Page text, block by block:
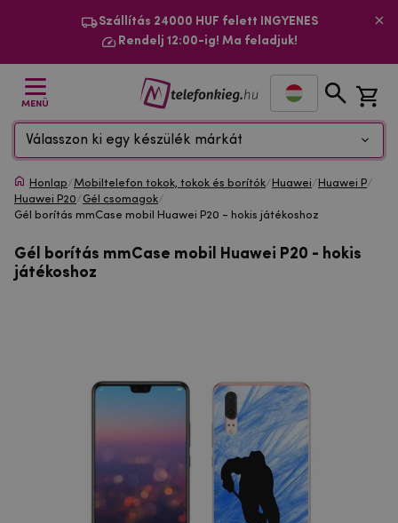
Szállítás 24000 HUF felett INGYENES
Rendelj 12:00-ig! Ma feladjuk!
MENÜ
Válasszon ki egy készülék márkát
Honlap/Mobiltelefon tokok, tokok és borítók/ Huawei/ Huawei P/
Huawei P20/Gél csomagok/
Gél borítás mmCase mobil Huawei P20 - hokis játékoshoz
Gél borítás mmCase mobil Huawei P20 - hokis
játékoshoz